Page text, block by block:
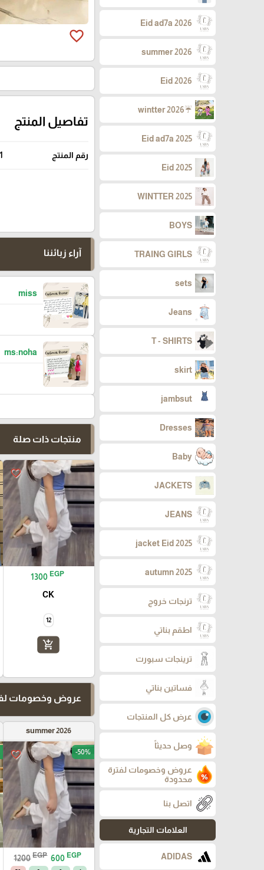
Eid ad7a 2026
summer 2026
Eid 2026
☔wintter 2026
Eid ad7a 2025
Eid 2025
WINTTER 2025
BOYS
TRAING GIRLS
sets
Jeans
T - SHIRTS
skirt
jambsut
Dresses
Baby
JACKETS
JEANS
jacket Eid 2025
autumn 2025
ترنجات خروج
اطقم بناتي
ترينجات سبورت
فساتين بناتي
عرض كل المنتجات
وصل حديثاً
عروض وخصومات لفترة
محدودة
اتصل بنا
العلامات التجارية
ADIDAS
favorite_border
تفاصيل المنتج
رقم المنتج
آراء زبائننا
miss
ms:noha
منتجات ذات صلة
favorite_border
1300 EGP
CK
12
add_shopping_cart
عروض وخصومات
summer 2026
favorite_border -50%
1200 EGP 600 EGP